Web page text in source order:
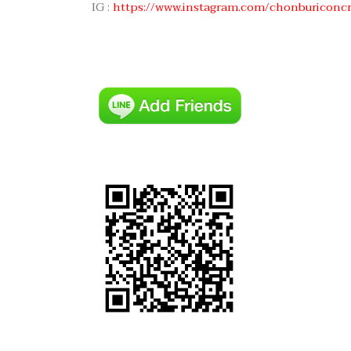
IG :https://www.instagram.com/